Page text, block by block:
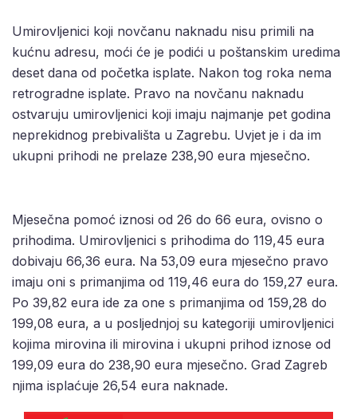
Umirovljenici koji novčanu naknadu nisu primili na
kućnu adresu, moći će je podići u poštanskim uredima
deset dana od početka isplate. Nakon tog roka nema
retrogradne isplate. Pravo na novčanu naknadu
ostvaruju umirovljenici koji imaju najmanje pet godina
neprekidnog prebivališta u Zagrebu. Uvjet je i da im
ukupni prihodi ne prelaze 238,90 eura mjesečno.
Mjesečna pomoć iznosi od 26 do 66 eura, ovisno o
prihodima. Umirovljenici s prihodima do 119,45 eura
dobivaju 66,36 eura. Na 53,09 eura mjesečno pravo
imaju oni s primanjima od 119,46 eura do 159,27 eura.
Po 39,82 eura ide za one s primanjima od 159,28 do
199,08 eura, a u posljednjoj su kategoriji umirovljenici
kojima mirovina ili mirovina i ukupni prihod iznose od
199,09 eura do 238,90 eura mjesečno. Grad Zagreb
njima isplaćuje 26,54 eura naknade.